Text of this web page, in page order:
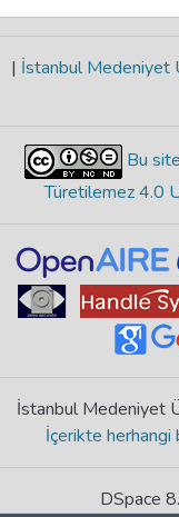
| İstanbul Medeniyet
Bu
Türetilemez 4.0
İstanbul Medeniyet
İçerikte herhangi
DSpace